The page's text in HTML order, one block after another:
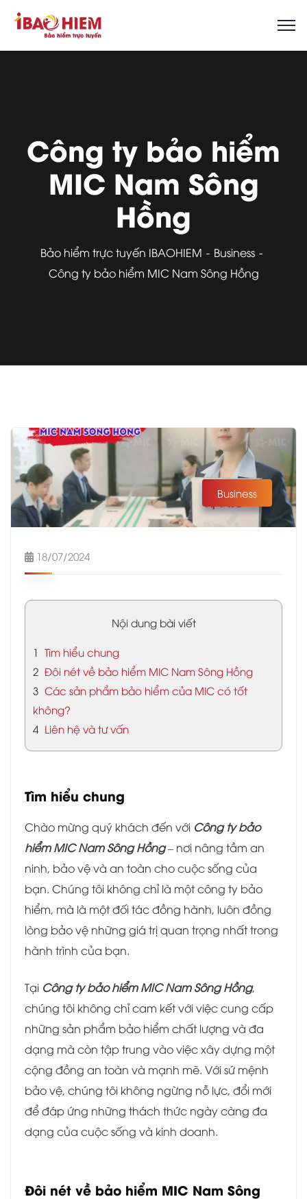
Công ty bảo hiểm
MIC Nam Sông
Hồng
Bảo hiểm trực tuyến IBAOHIEM
Business
Công ty bảo hiểm MIC Nam Sông Hồng
Business
18/07/2024
Nội dung bài viết
1 Tìm hiểu chung
2 Đôi nét về bảo hiểm MIC Nam Sông Hồng
3 Các sản phẩm bảo hiểm của MIC có tốt
không?
4 Liên hệ và tư vấn
Tìm hiểu chung
Chào mừng quý khách đến với Công ty bảo
hiểm MIC Nam Sông Hồng– nơi nâng tầm an
ninh, bảo vệ và an toàn cho cuộc sống của
bạn. Chúng tôi không chỉ là một công ty bảo
hiểm, mà là một đối tác đồng hành, luôn đồng
lòng bảo vệ những giá trị quan trọng nhất trong
hành trình của bạn.
Tại Công ty bảo hiểm MIC Nam Sông Hồng,
chúng tôi không chỉ cam kết với việc cung cấp
những sản phẩm bảo hiểm chất lượng và đa
dạng mà còn tập trung vào việc xây dựng một
cộng đồng an toàn và mạnh mẽ. Với sứ mệnh
bảo vệ, chúng tôi không ngừng nỗ lực, đổi mới
để đáp ứng những thách thức ngày càng đa
dạng của cuộc sống và kinh doanh.
Đôi nét về bảo hiểm MIC Nam Sông